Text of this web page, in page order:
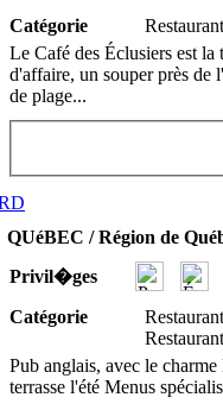
Catégorie
Le Café des Éclusiers est
d'affaire, un souper près de
de plage...
QUéBEC / Région de
Privil�ges
Catégorie
Pub anglais, avec le
terrasse l'été Menus